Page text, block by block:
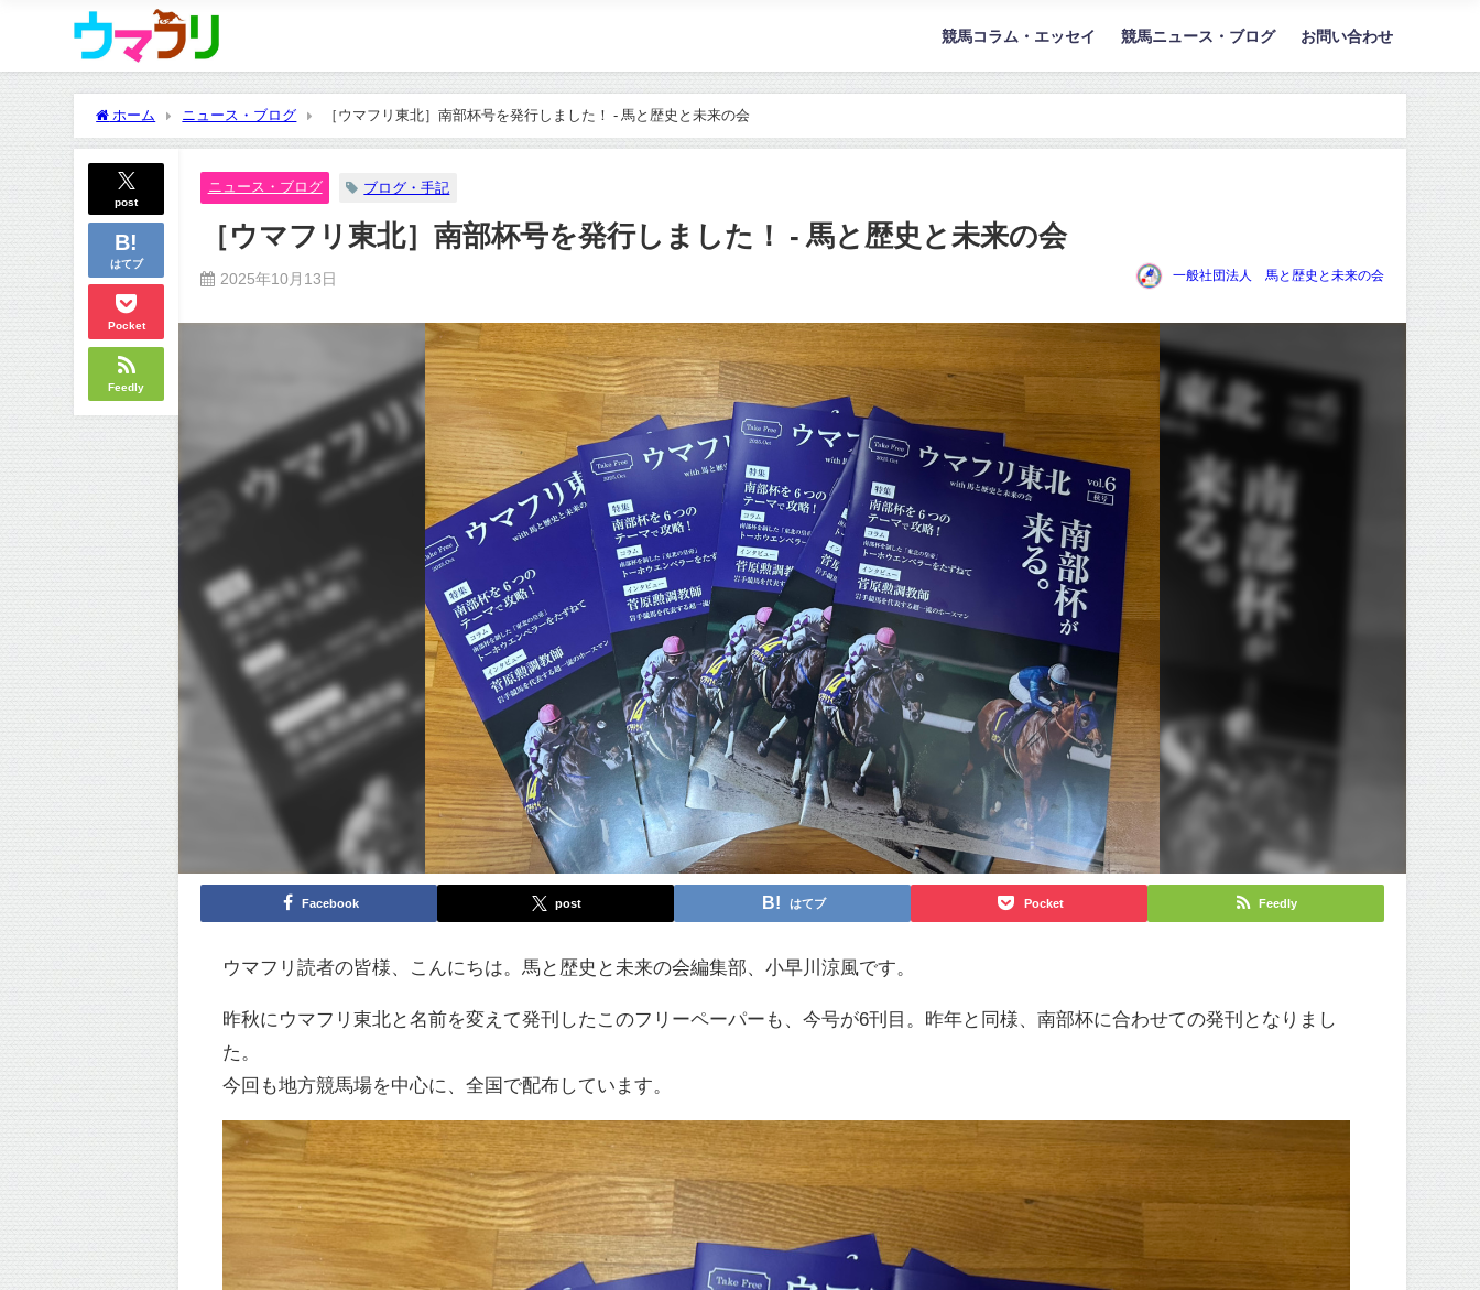
競馬コラム・エッセイ 競馬ニュース・ブログ お問い合わせ
ホーム ニュース・ブログ ［ウマフリ東北］南部杯号を発行しました！ - 馬と歴史と未来の会
post
はてブ
Pocket
Feedly
ニュース・ブログ ブログ・手記
［ウマフリ東北］南部杯号を発行しました！ - 馬と歴史と未来の会
2025年10月13日 一般社団法人 馬と歴史と未来の会
Facebook post はてブ Pocket Feedly
ウマフリ読者の皆様、こんにちは。馬と歴史と未来の会編集部、小早川涼風です。
昨秋にウマフリ東北と名前を変えて発刊したこのフリーペーパーも、今号が6刊目。昨年と同様、南部杯に合わせての発刊となりまし
た。
今回も地方競馬場を中心に、全国で配布しています。